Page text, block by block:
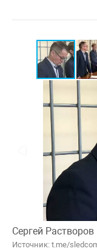
Сергей
Источник: t.me/